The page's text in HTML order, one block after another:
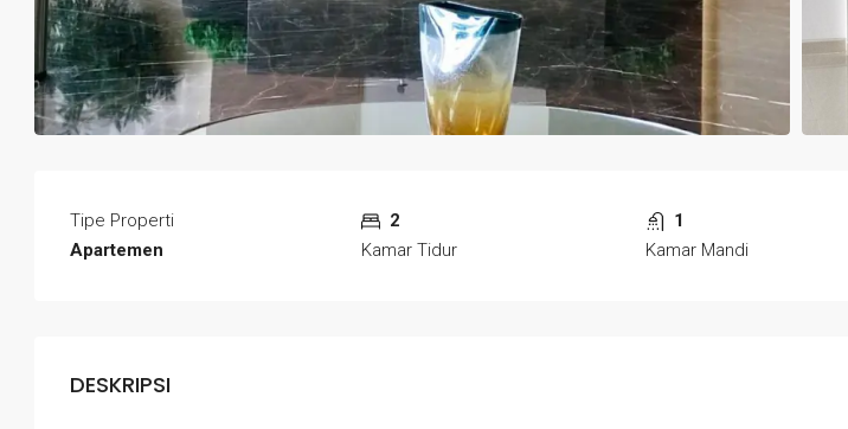
Tipe Properti
Apartemen
2
Kamar Tidur
1
Kamar Mandi
DESKRIPSI